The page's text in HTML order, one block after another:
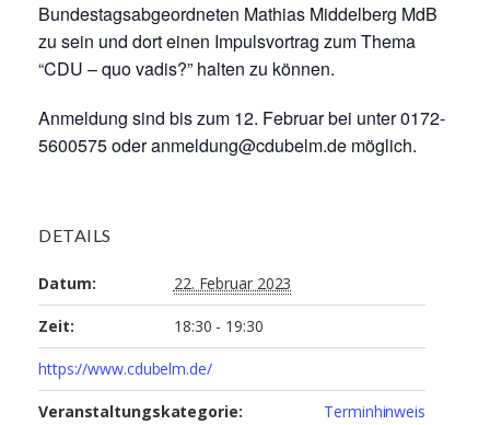
Bundestagsabgeordneten Mathias Middelberg MdB
zu sein und dort einen Impulsvortrag zum Thema
“CDU – quo vadis?” halten zu können.
Anmeldung sind bis zum 12. Februar bei unter 0172-
5600575 oder anmeldung@cdubelm.de möglich.
DETAILS
Datum: 22. Februar 2023
Zeit: 18:30 - 19:30
https://www.cdubelm.de/
Veranstaltungskategorie: Terminhinweis